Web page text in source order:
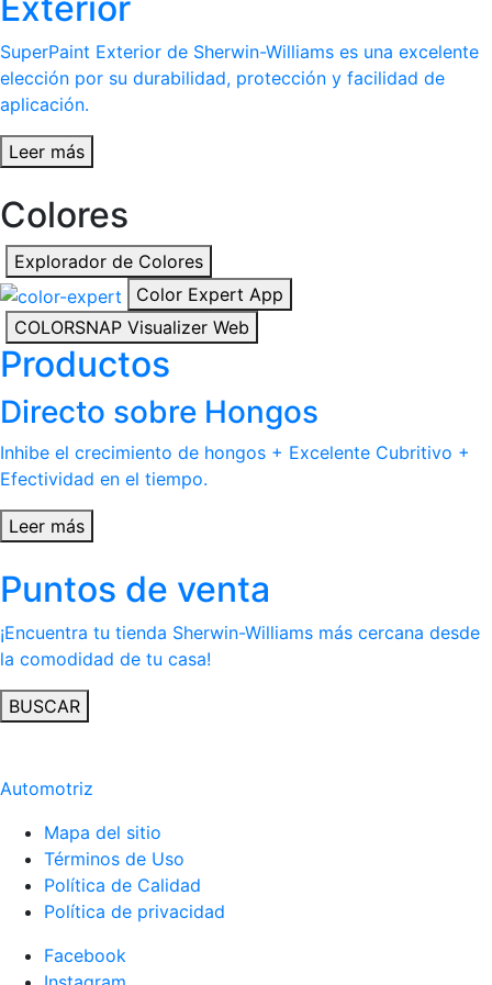
SuperPaint Exterior de Sherwin-Williams es una excelente
elección por su durabilidad, protección y facilidad de
aplicación.
Leer más
Colores
Explorador de Colores
Color Expert App
COLORSNAP Visualizer Web
Productos
Directo sobre Hongos
Inhibe el crecimiento de hongos + Excelente Cubritivo +
Efectividad en el tiempo.
Leer más
Puntos de venta
¡Encuentra tu tienda Sherwin-Williams más cercana desde
la comodidad de tu casa!
BUSCAR
Automotriz
Mapa del sitio
Términos de Uso
Política de Calidad
Política de privacidad
Facebook